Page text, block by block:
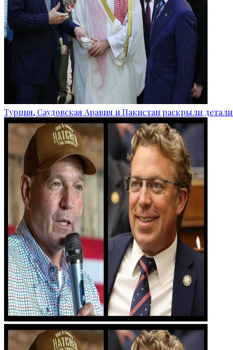
Турция, Саудовская Аравия и Пакистан раскрыли